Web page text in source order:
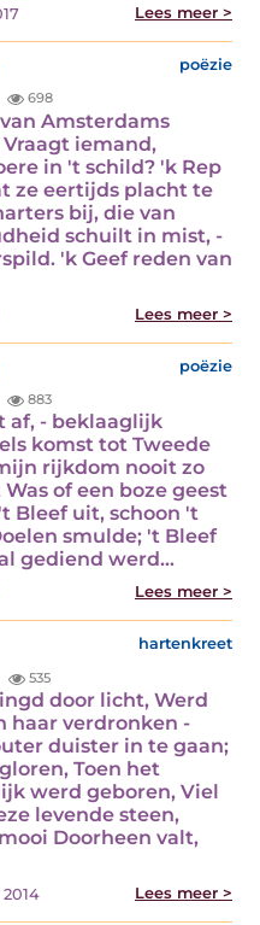
Lees meer >
poëzie
698
Amsterdams
iemand,
in 't schild? 'k Rep
ze eertijds placht te
bij, die van
schuilt in mist, -
'k Geef reden van
Lees meer >
poëzie
883
af, - beklaaglijk
komst tot Tweede
rijkdom nooit zo
of een boze geest
Bleef uit, schoon 't
smulde; 't Bleef
gediend werd…
Lees meer >
hartenkreet
535
door licht, Werd
haar verdronken -
duister in te gaan;
Toen het
werd geboren, Viel
levende steen,
Doorheen valt,
Lees meer >